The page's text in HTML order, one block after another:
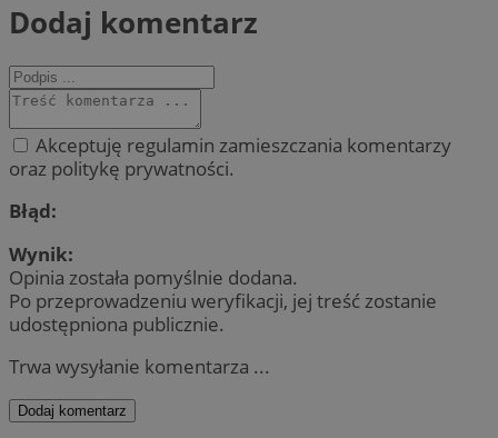
Dodaj komentarz
Akceptuję regulamin zamieszczania komentarzy
oraz politykę prywatności.
Błąd:
Wynik:
Opinia została pomyślnie dodana.
Po przeprowadzeniu weryfikacji, jej treść zostanie
udostępniona publicznie.
Trwa wysyłanie komentarza ...
Dodaj komentarz